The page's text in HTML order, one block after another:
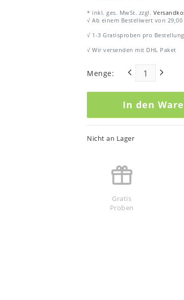
* inkl. ges. MwSt. zzgl.
√ Ab einem Bestellwert von
√ 1-3 Gratisproben pro Bestellung
√ Wir versenden mit DHL Paket
Menge:
In den
Nicht an Lager
Gratis
Proben